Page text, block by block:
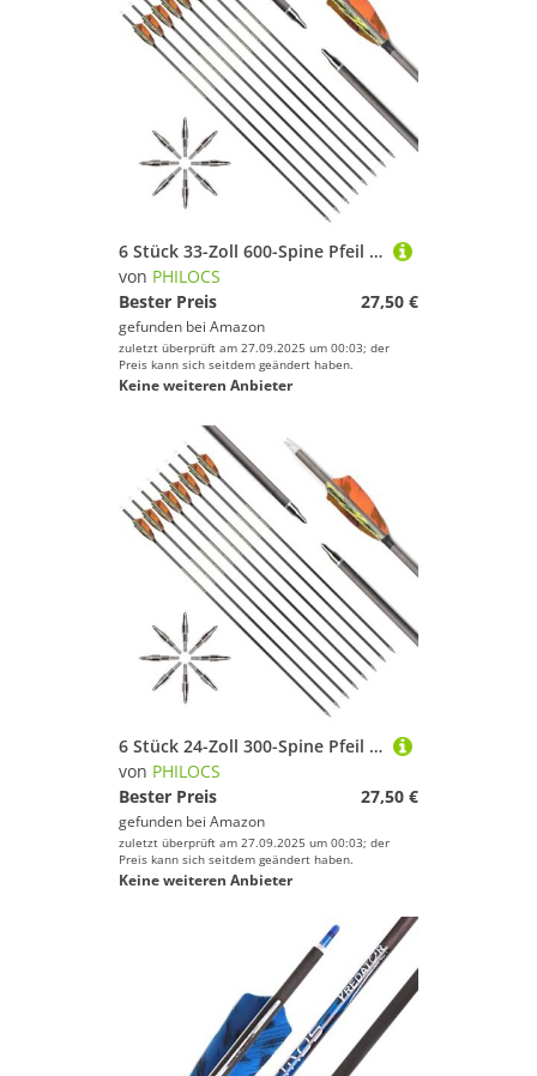
6 Stück 33-Zoll 600-Spine Pfeil Abnehmbare Pfeilspitzen Übungspfeil Jagdpfeil Truthahnfedern Pfeilfedern Carbonpfeile Bogenpfeile für Langbogen Recurvebogen Compoundbogen Bogenschießen Orange A7
von PHILOCS
Bester Preis
27,50 €
gefunden bei Amazon
zuletzt überprüft am 27.09.2025 um 00:03; der
Preis kann sich seitdem geändert haben.
Keine weiteren Anbieter
6 Stück 24-Zoll 300-Spine Pfeil Abnehmbare Pfeilspitzen Übungspfeil Jagdpfeil Truthahnfedern Pfeilfedern Carbonpfeile Bogenpfeile für Langbogen Recurvebogen Compoundbogen Bogenschießen Orange A7
von PHILOCS
Bester Preis
27,50 €
gefunden bei Amazon
zuletzt überprüft am 27.09.2025 um 00:03; der
Preis kann sich seitdem geändert haben.
Keine weiteren Anbieter